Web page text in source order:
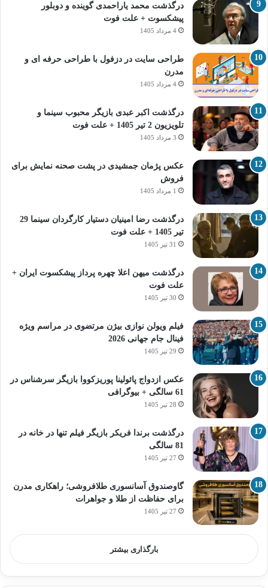
درگذشت محمد یاراحمدی گوینده و دوبلور
پیشکسوت + علت فوت
4 مرداد 1405
طراحی سایت در دزفول با طراحی حرفه‌ ای و
مدرن
4 مرداد 1405
درگذشت اکبر عبدی بازیگر محبوب سینما و
تلویزیون 2 تیر 1405 + علت فوت
3 مرداد 1405
عکس پژمان جمشیدی در پشت صحنه نمایش برای
فروش
1 مرداد 1405
درگذشت رضا امینیان دستیار کارگردان سینما 29
تیر 1405 + علت فوت
31 تیر 1405
درگذشت میهن اعلا چهره پرداز پیشکسوت ایران +
علت فوت
30 تیر 1405
فیلم ویولن نوازی بیژن مرتضوی در مراسم ویژه
فینال جام جهانی 2026
29 تیر 1405
عکس ازدواج پائولینا پوریزکووا بازیگر سرشناس در
61 سالگی + بیوگرافی
28 تیر 1405
درگذشت برندا فریکر بازیگر فیلم تنها در خانه در
81 سالگی
27 تیر 1405
گاوصندوق آسانسوری طلافروشی؛ راهکاری مدرن
برای حفاظت از طلا و جواهرات
27 تیر 1405
بارگذاری بیشتر